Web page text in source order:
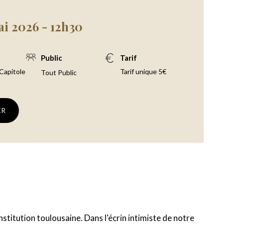
2026 - 12h30
Public
Tout Public
Tarif
Tarif unique 5€
toulousaine. Dans l'écrin intimiste de notre